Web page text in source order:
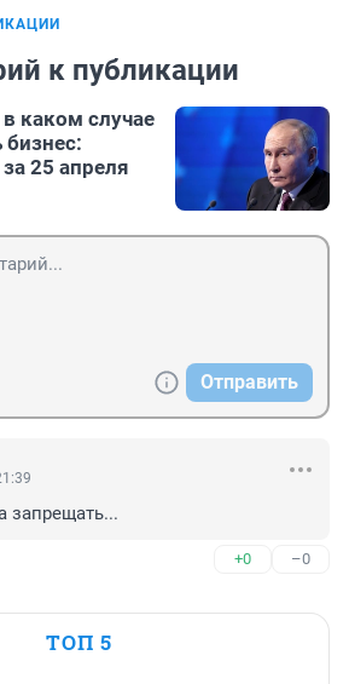
к публикации
каком случае
25 апреля
Отправить
запрещать...
+0 –0
ТОП 5